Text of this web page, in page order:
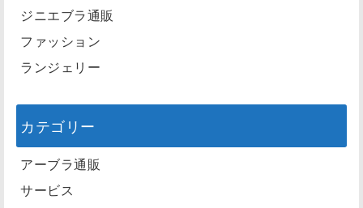
ジニエブラ通販
ファッション
ランジェリー
カテゴリー
アーブラ通販
サービス